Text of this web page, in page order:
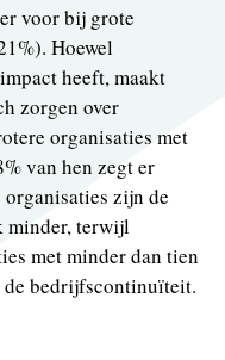
voor bij grote
Hoewel
heeft, maakt
zorgen over
organisaties met
van hen zegt er
zijn de
minder, terwijl
met minder dan tien
de bedrijfscontinuïteit.